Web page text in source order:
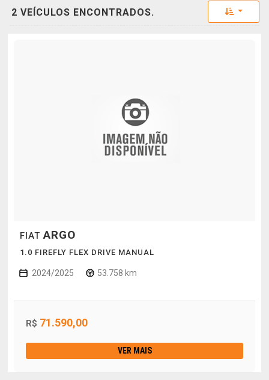
2 VEÍCULOS ENCONTRADOS. Toggle
FIATARGO
1.0 FIREFLY FLEX DRIVE MANUAL
2024/2025 53.758 km
R$ 71.590,00
VER MAIS